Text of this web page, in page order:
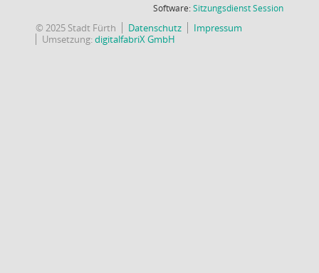
Software:SitzungsdienstSession(Wird in
© 2025 Stadt Fürth Datenschutz
Impressum
Umsetzung:digitalfabriX GmbH